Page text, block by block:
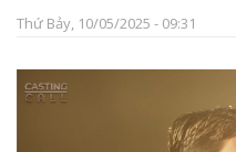
Thứ Bảy, 10/05/2025 - 09:31